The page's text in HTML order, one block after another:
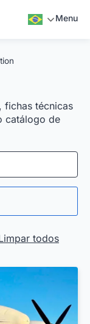
Menu
fichas técnicas
catálogo de
todos